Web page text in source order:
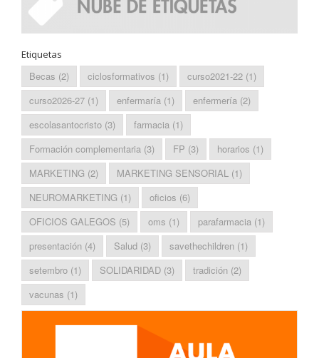
Etiquetas
Becas (2) ciclosformativos (1) curso2021-22 (1)
curso2026-27 (1) enfermaría (1) enfermería (2)
escolasantocristo (3) farmacia (1)
Formación complementaria (3) FP (3) horarios (1)
MARKETING (2) MARKETING SENSORIAL (1)
NEUROMARKETING (1) oficios (6)
OFICIOS GALEGOS (5) oms (1) parafarmacia (1)
presentación (4) Salud (3) savethechildren (1)
setembro (1) SOLIDARIDAD (3) tradición (2)
vacunas (1)